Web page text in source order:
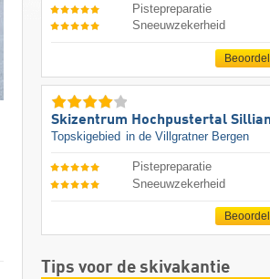
Pistepreparatie
Sneeuwzekerheid
Skizentrum Hochpustertal Sillian
Topskigebied in de Villgratner Bergen
Pistepreparatie
Sneeuwzekerheid
Tips voor de skivakantie